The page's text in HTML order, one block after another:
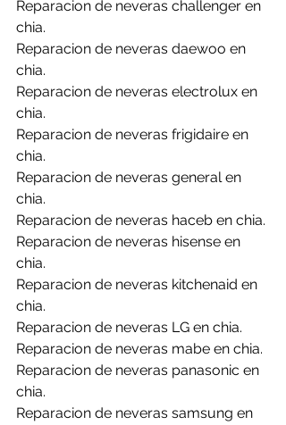
Reparacion de neveras challenger en
chia.
Reparacion de neveras daewoo en
chia.
Reparacion de neveras electrolux en
chia.
Reparacion de neveras frigidaire en
chia.
Reparacion de neveras general en
chia.
Reparacion de neveras haceb en chia.
Reparacion de neveras hisense en
chia.
Reparacion de neveras kitchenaid en
chia.
Reparacion de neveras LG en chia.
Reparacion de neveras mabe en chia.
Reparacion de neveras panasonic en
chia.
Reparacion de neveras samsung en